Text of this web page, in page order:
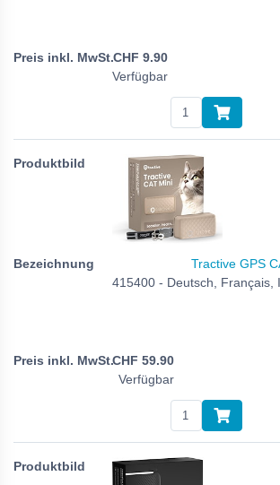
CHF 9.90
Verfügbar
Tractive GPS
415400 - Deutsch, Français,
CHF 59.90
Verfügbar